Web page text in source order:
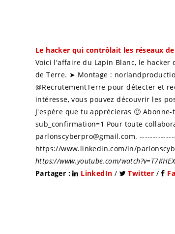
Le hacker qui contrôlait les réseaux
Voici l'affaire du Lapin Blanc, le
de Terre. ➤ Montage :
@RecrutementTerre pour détecter et
intéresse, vous pouvez découvrir les
J'espère que tu apprécieras 🙂
sub_confirmation=1 Pour toute
parlonscyberpro@gmail.com.
https://www.linkedin.com/in/
https://www.youtube.com/
Partager :
LinkedIn / Twitter /